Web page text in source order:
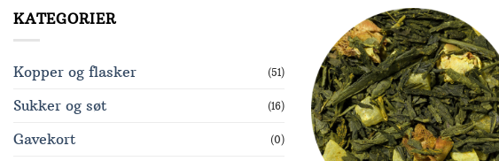
KATEGORIER
Kopper og flasker (51)
Sukker og søt (16)
Gavekort (0)
Add to